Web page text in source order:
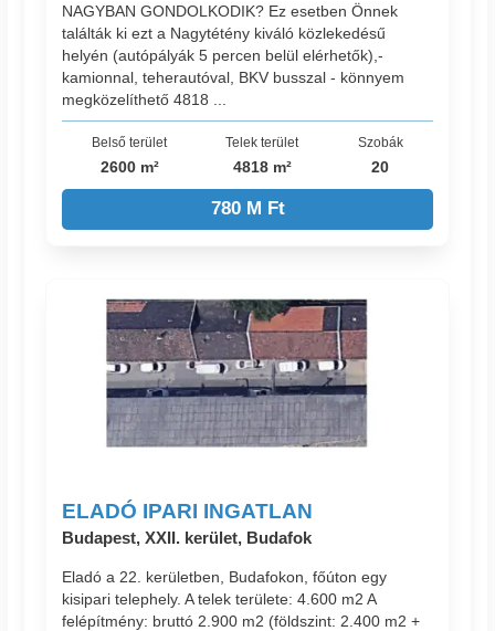
NAGYBAN GONDOLKODIK? Ez esetben Önnek
találták ki ezt a Nagytétény kiváló közlekedésű
helyén (autópályák 5 percen belül elérhetők),-
kamionnal, teherautóval, BKV busszal - könnyem
megközelíthető 4818 ...
Belső terület
2600 m²
Telek terület
4818 m²
Szobák
20
780 M Ft
ELADÓ IPARI INGATLAN
Budapest, XXII. kerület, Budafok
Eladó a 22. kerületben, Budafokon, főúton egy
kisipari telephely. A telek területe: 4.600 m2 A
felépítmény: bruttó 2.900 m2 (földszint: 2.400 m2 +